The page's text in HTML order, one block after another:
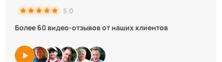
5.0
Более 60 видео-отзывов от наших клиентов